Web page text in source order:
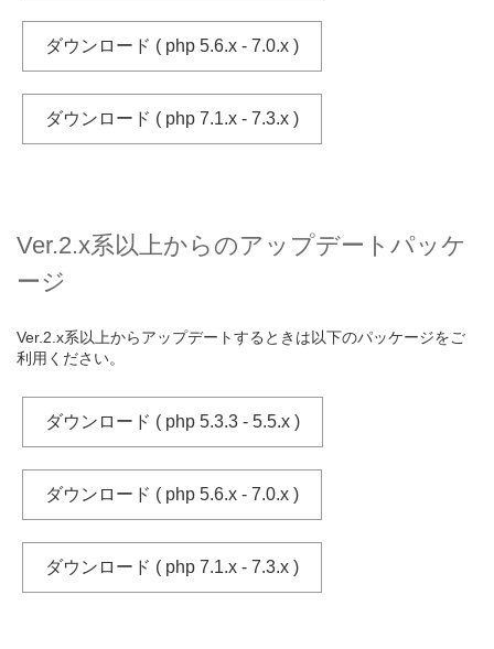
ダウンロード ( php 5.6.x - 7.0.x )
ダウンロード ( php 7.1.x - 7.3.x )
Ver.2.x系以上からのアップデートパッケ
ージ
Ver.2.x系以上からアップデートするときは以下のパッケージをご
利用ください。
ダウンロード ( php 5.3.3 - 5.5.x )
ダウンロード ( php 5.6.x - 7.0.x )
ダウンロード ( php 7.1.x - 7.3.x )